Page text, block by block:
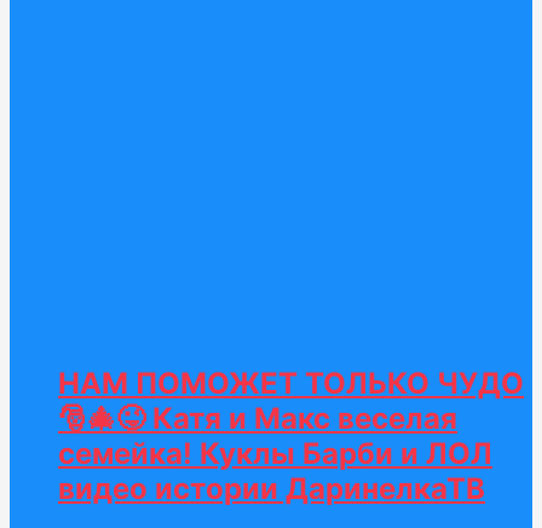
НАМ ПОМОЖЕТ ТОЛЬКО ЧУДО
🎅🎄😜 Катя и Макс веселая
семейка! Куклы Барби и ЛОЛ
видео истории ДаринелкаТВ